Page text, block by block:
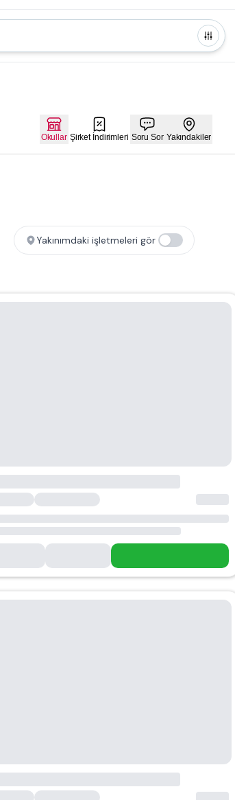
Okullar Şirket İndirimleri Soru Sor Yakındakiler
Yakınımdaki işletmeleri gör